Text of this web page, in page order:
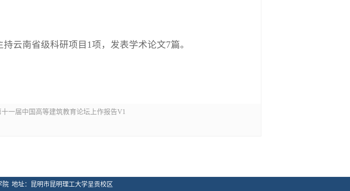
云南省级科研项目1项，发表学术论文7篇。
院 地址：昆明市昆明理工大学呈贡校区